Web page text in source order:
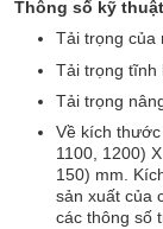
Thông số kỹ
Tải trọng của
Tải trọng tĩnh
Tải trọng
Về kích
1100, 1200)
150) mm.
sản xuất của
các thông số